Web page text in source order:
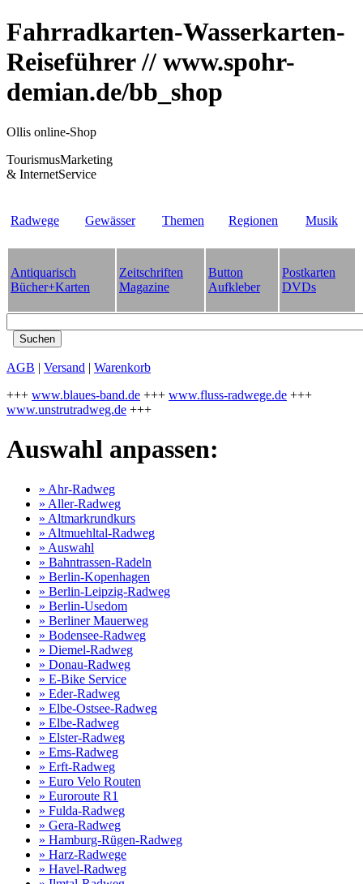
Fahrradkarten-Wasserkarten-
Reiseführer // www.spohr-
demian.de/bb_shop
Ollis online-Shop
TourismusMarketing
& InternetService
Radwege Gewässer Themen Regionen Musik
Antiquarisch
Bücher+Karten
Zeitschriften
Magazine
Button
Aufkleber
Postkarten
DVDs
AGB | Versand | Warenkorb
+++ www.blaues-band.de +++ www.fluss-radwege.de +++
www.unstrutradweg.de +++
Auswahl anpassen:
» Ahr-Radweg
» Aller-Radweg
» Altmarkrundkurs
» Altmuehltal-Radweg
» Auswahl
» Bahntrassen-Radeln
» Berlin-Kopenhagen
» Berlin-Leipzig-Radweg
» Berlin-Usedom
» Berliner Mauerweg
» Bodensee-Radweg
» Diemel-Radweg
» Donau-Radweg
» E-Bike Service
» Eder-Radweg
» Elbe-Ostsee-Radweg
» Elbe-Radweg
» Elster-Radweg
» Ems-Radweg
» Erft-Radweg
» Euro Velo Routen
» Euroroute R1
» Fulda-Radweg
» Gera-Radweg
» Hamburg-Rügen-Radweg
» Harz-Radwege
» Havel-Radweg